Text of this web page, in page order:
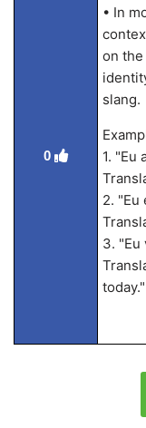
0
• In
on
slang.
1. "Eu
2. "Eu
3. "Eu
today."